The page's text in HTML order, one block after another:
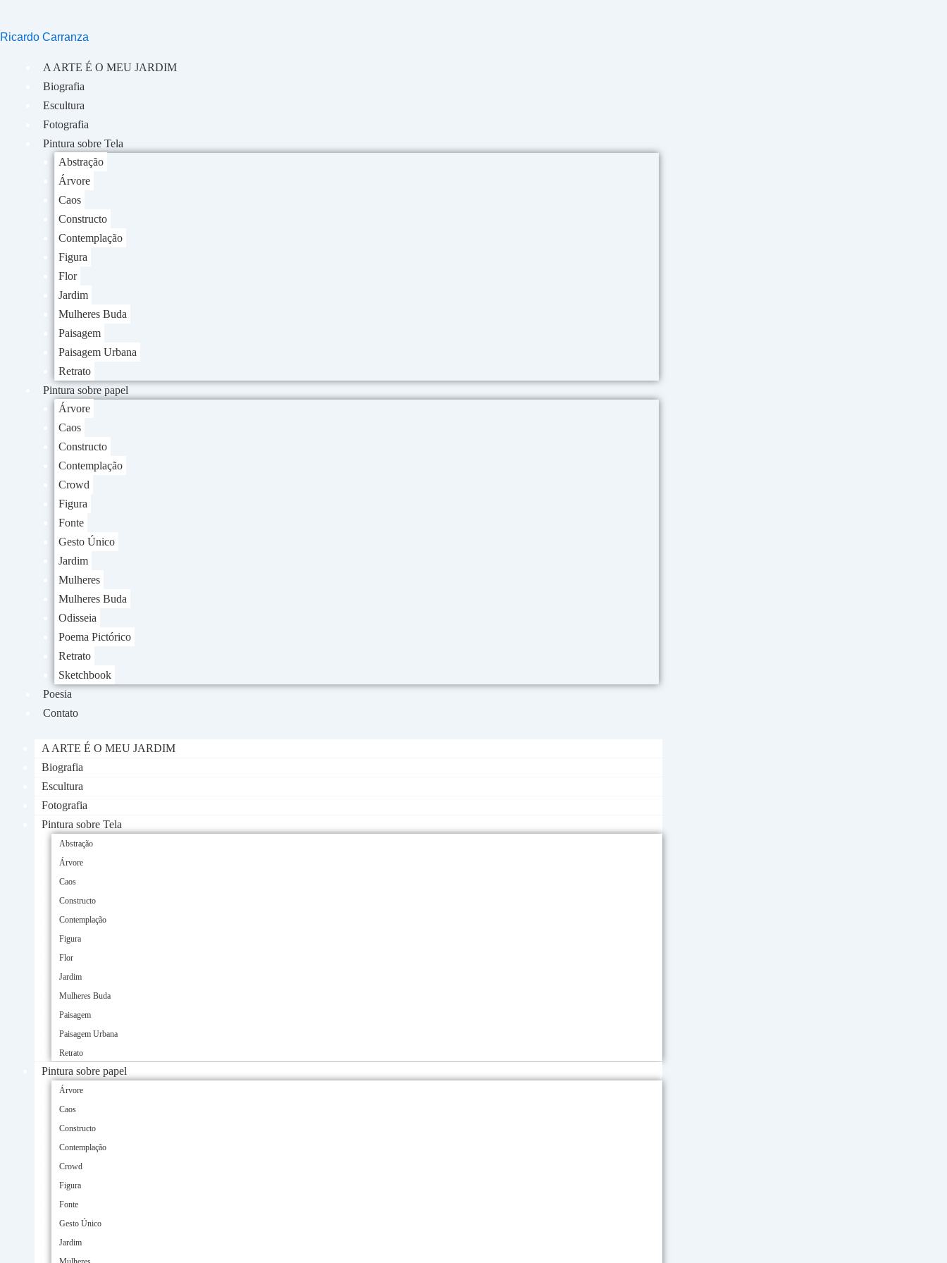
o
conteúdo
Ricardo Carranza
A ARTE É O MEU JARDIM
Biografia
Escultura
Fotografia
Pintura sobre Tela
Abstração
Árvore
Caos
Constructo
Contemplação
Figura
Flor
Jardim
Mulheres Buda
Paisagem
Paisagem Urbana
Retrato
Pintura sobre papel
Árvore
Caos
Constructo
Contemplação
Crowd
Figura
Fonte
Gesto Único
Jardim
Mulheres
Mulheres Buda
Odisseia
Poema Pictórico
Retrato
Sketchbook
Poesia
Contato
A ARTE É O MEU JARDIM
Biografia
Escultura
Fotografia
Pintura sobre Tela
Abstração
Árvore
Caos
Constructo
Contemplação
Figura
Flor
Jardim
Mulheres Buda
Paisagem
Paisagem Urbana
Retrato
Pintura sobre papel
Árvore
Caos
Constructo
Contemplação
Crowd
Figura
Fonte
Gesto Único
Jardim